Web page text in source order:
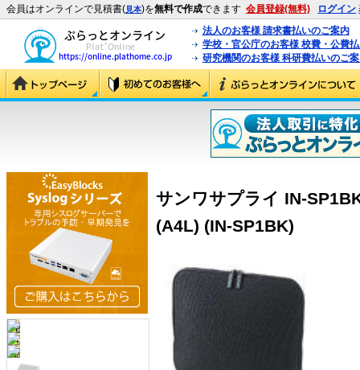
会員はオンラインで見積書(見本)を無料で作成できます 会員登録(無料) ログイン
法人のお客様 請求書払いのご案内
学校・官公庁のお客様 校費・公費
研究機関のお客様 科研費払いのご
サンワサプライ IN-
(A4L) (IN-SP1BK)